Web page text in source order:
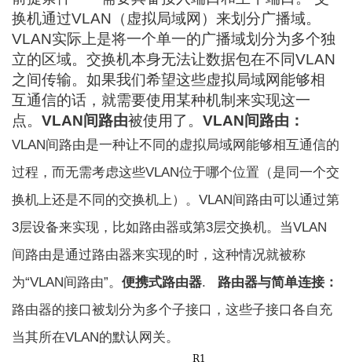
换机通过VLAN（虚拟局域网）来划分广播域。
VLAN实际上是将一个单一的广播域划分为多个独
立的区域。交换机本身无法让数据包在不同VLAN
之间传输。如果我们希望这些虚拟局域网能够相
互通信的话，就需要使用某种机制来实现这一
点。VLAN间路由被使用了。VLAN间路由：
VLAN间路由是一种让不同的虚拟局域网能够相互通信的
过程，而无需考虑这些VLAN位于哪个位置（是同一个交
换机上还是不同的交换机上）。VLAN间路由可以通过第
3层设备来实现，比如路由器或第3层交换机。当VLAN
间路由是通过路由器来实现的时，这种情况就被称
为“VLAN间路由”。便携式路由器. 路由器与简单连接：
路由器的接口被划分为多个子接口，这些子接口各自充
当其所在VLAN的默认网关。